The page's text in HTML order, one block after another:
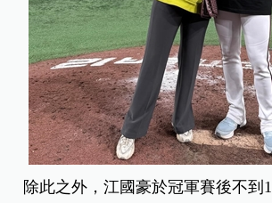
除此之外，江國豪於冠軍賽後不到